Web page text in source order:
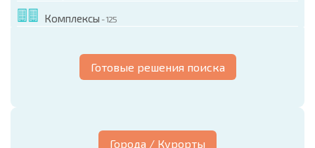
Комплексы - 125
Готовые решения поиска
Города / Курорты